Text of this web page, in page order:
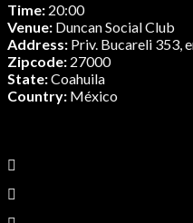
Time: 20:00
Venue: Duncan Social Club
Address: Priv. Bucareli 353,
Zipcode: 27000
State:Coahuila
Country: México